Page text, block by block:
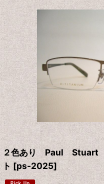
２色あり Paul Stuart
ト [ps-2025]